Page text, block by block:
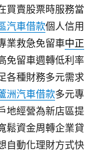
買賣股票時服務當
汽車借款個人信用
業救急免留車中正
免留車週轉低利率
各種財務多元需求
洲汽車借款多元專
地經營為新店區提
鬆資金周轉企業貸
自動化理財方式快